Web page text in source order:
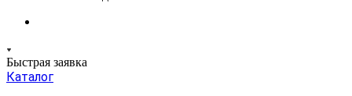
Быстрая заявка
Каталог